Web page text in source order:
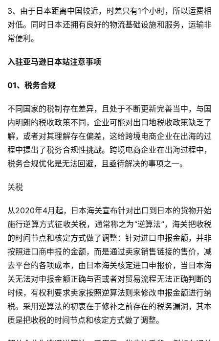
首
页
全
球
开
店
3、由于日本距离中国较近，时差只有1个小时，所以运费相
对低。同时日本还拥有良好的物流基础设施和服务，运输非
常便利。
入驻亚马逊日本站注意事项
01、税务合规
不同国家的税制存在差异，且处于不断更新完善当中，与国
内明朗的税收政策不同，企业可能对出口地税收政策缺乏了
解，或者对其理解存在偏差，这给跨境电商企业在出海的过
程中提出了税务合规性挑战。跨境电商企业在出海过程中，
税务合规优化是无法回避，且亟待解决的事项之一。
关税
从2020年4月起，日本海关宣布针对出口到日本的货物开始
施行逆算方式征收关税，通常称之为“逆算法”，海关把收税
的时间节点和核定方式做了调整：针对进口申报金额，并非
按照进口商申报的金额，而是通过卖家销售链接的售价，减
去平台的各项成本，由日本海关核定进口申报价，当日本海
关无法对申报金额正确与否或者对贸易流程无法正确判断的
时候，有权利要求卖家按照逆算法则来修改申报金额进行纳
税。采用逆算法的初衷在于修补之前存在的税务漏洞，其本
质是把收税的时间节点和核定方式做了调整。